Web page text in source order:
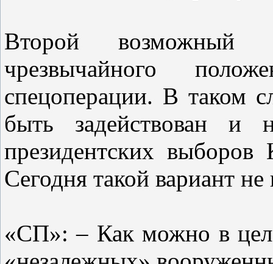
Второй возможный
чрезвычайного
спецоперации. В таком
быть задействован и
президентских
Сегодня такой вариант
«СП»: – Как можно в